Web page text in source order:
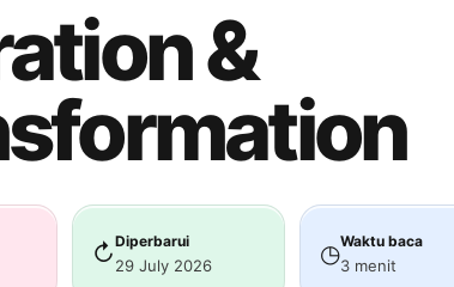
&
↻Diperbarui
29 July 2026 ◷Waktu baca
3 menit